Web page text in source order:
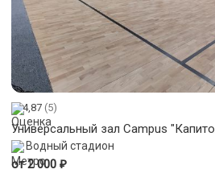
4,87 (5)
Универсальный зал Campus
Водный стадион
от 2 000 ₽